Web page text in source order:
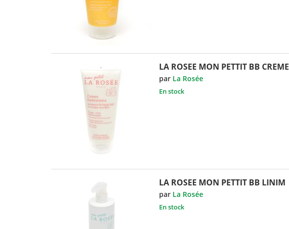
LA ROSEE MON PETTIT BB CREME
par La Rosée
En stock
LA ROSEE MON PETTIT BB LINIM
par La Rosée
En stock